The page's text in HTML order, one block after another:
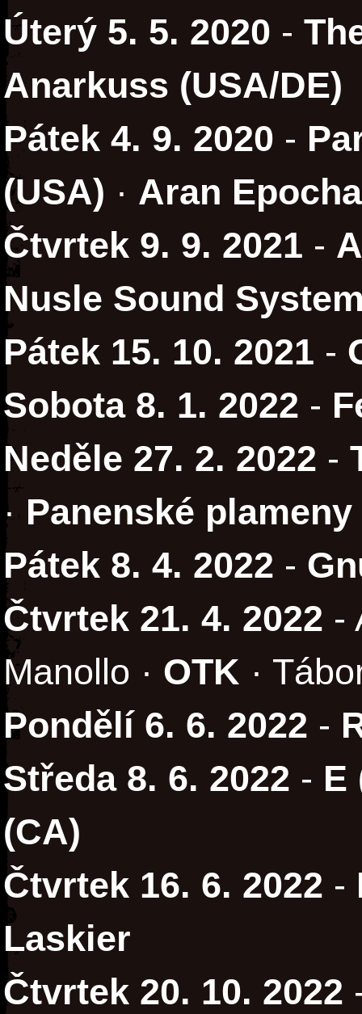
Úterý 5. 5. 2020 -
Anarkuss (USA/DE)
Pátek 4. 9. 2020 -
(USA) · Aran
Čtvrtek 9. 9. 2021 -
Nusle Sound
Pátek 15. 10. 2021 -
Sobota 8. 1. 2022 -
Neděle 27. 2. 2022 -
· Panenské plameny
Pátek 8. 4. 2022 -
Čtvrtek 21. 4. 2022 -
Manollo · OTK ·
Pondělí 6. 6. 2022 -
Středa 8. 6. 2022 - E
(CA)
Čtvrtek 16. 6. 2022 -
Laskier
Čtvrtek 20. 10. 2022